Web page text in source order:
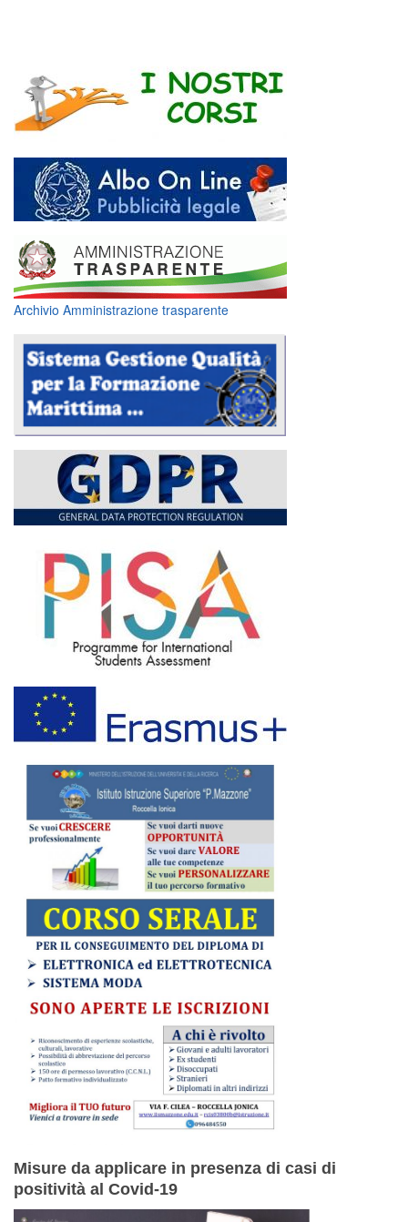
Archivio Amministrazione trasparente
Misure da applicare in presenza di casi di
positività al Covid-19